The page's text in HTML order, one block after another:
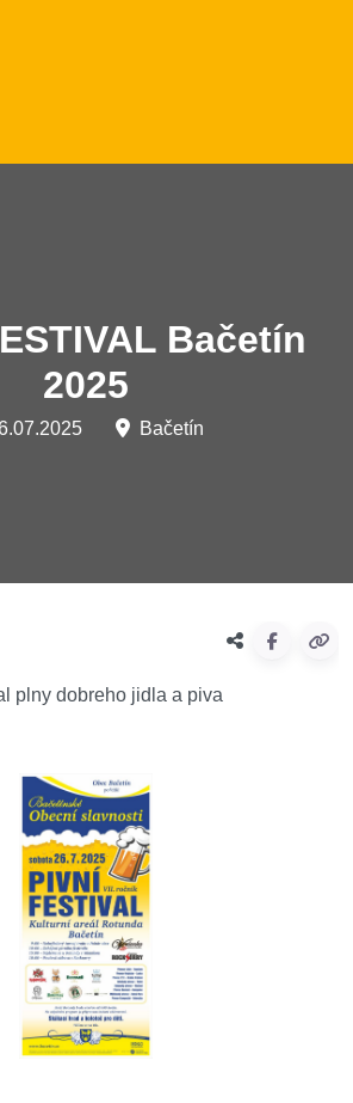
Bačetín
2025
Bačetín
plny dobreho jidla a piva